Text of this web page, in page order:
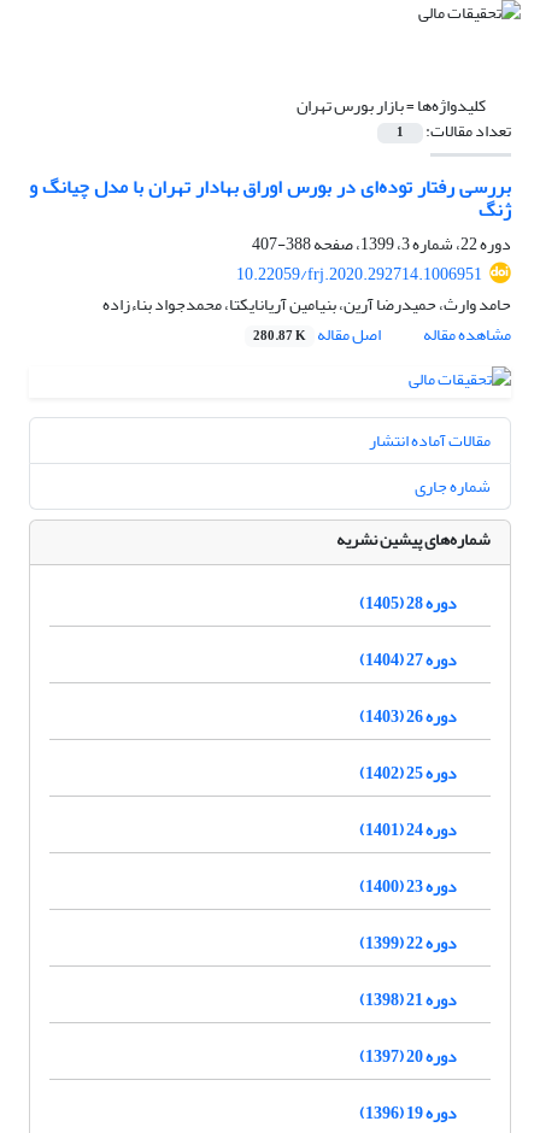
کلیدواژه‌ها =بازار بورس تهران
تعداد مقالات: 1
بررسی رفتار توده‌ای در بورس اوراق بهادار تهران با مدل چیانگ و
ژنگ
دوره 22، شماره 3، 1399، صفحه
388-407
10.22059/frj.2020.292714.1006951
حامد وارث، حمیدرضا آرین، بنیامین آریانایکتا، محمدجواد بناءزاده
مشاهده مقاله
اصل مقاله 280.87 K
مقالات آماده انتشار
شماره جاری
شماره‌های پیشین نشریه
دوره 28 (1405)
دوره 27 (1404)
دوره 26 (1403)
دوره 25 (1402)
دوره 24 (1401)
دوره 23 (1400)
دوره 22 (1399)
دوره 21 (1398)
دوره 20 (1397)
دوره 19 (1396)